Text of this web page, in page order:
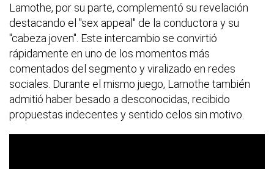
Lamothe, por su parte, complementó su revelación
destacando el "sex appeal" de la conductora y su
"cabeza joven". Este intercambio se convirtió
rápidamente en uno de los momentos más
comentados del segmento y viralizado en redes
sociales. Durante el mismo juego, Lamothe también
admitió haber besado a desconocidas, recibido
propuestas indecentes y sentido celos sin motivo.